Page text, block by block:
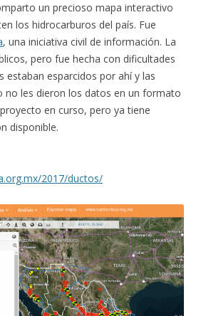
un precioso mapa interactivo
los hidrocarburos del país. Fue
, una iniciativa civil de información. La
pero fue hecha con dificultades
estaban esparcidos por ahí y las
no les dieron los datos en un formato
en curso, pero ya tiene
disponible.
2017/ductos/